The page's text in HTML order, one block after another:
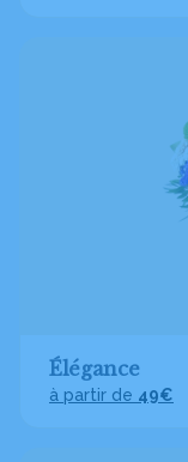
Élégance
à partir de 49€